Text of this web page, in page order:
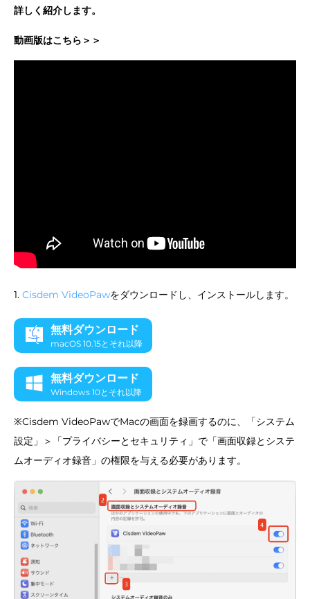
詳しく紹介します。
動画版はこちら＞＞
1. Cisdem VideoPawをダウンロードし、インストールします。
無料ダウンロード
macOS 10.15とそれ以降
無料ダウンロード
Windows 10とそれ以降
※Cisdem VideoPawでMacの画面を録画するのに、「システム
設定」＞「プライバシーとセキュリティ」で「画面収録とシステ
ムオーディオ録音」の権限を与える必要があります。